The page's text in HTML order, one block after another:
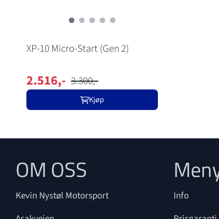
XP-10 Micro-Start (Gen 2)
2.516,- 3.300,-
Kjøp
OM OSS
Kevin Nystøl Motorsport
Info